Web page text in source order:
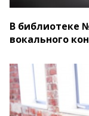
В библиотеке
вокального